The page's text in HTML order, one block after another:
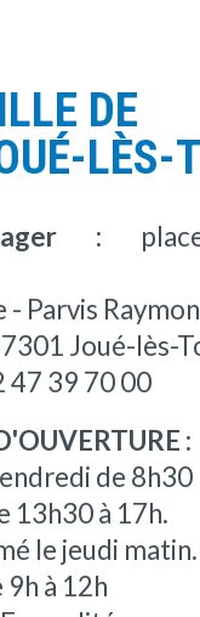
DE
LÈS-
:
Parvis
Joué-lès-
47 39 70 00
:
de 8h30
13h30 à 17h.
le jeudi matin.
9h à 12h